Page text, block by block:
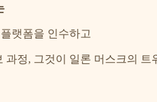
랫폼을 인수하고
과정, 그것이 일론 머스크의